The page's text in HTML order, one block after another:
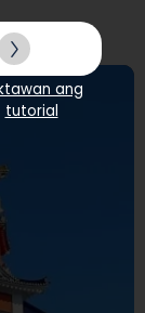
ang
tutorial